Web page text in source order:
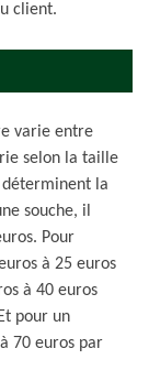
client.
varie entre
selon la taille
déterminent la
souche, il
Pour
à 25 euros
à 40 euros
pour un
70 euros par